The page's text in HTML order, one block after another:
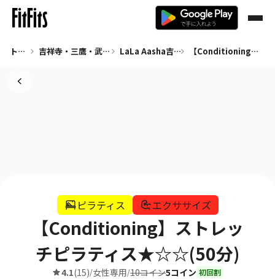
トップ 吉祥寺・三鷹・武蔵境 ピラティス LaLa Aasha吉祥寺 【Conditioning】ストレッチピラティス★☆☆(50分)
ピラティス エクササイズ
【Conditioning】ストレッ
チピラティス★☆☆(50分)
4.1(15)/女性専用/10コイン5コイン 初回割